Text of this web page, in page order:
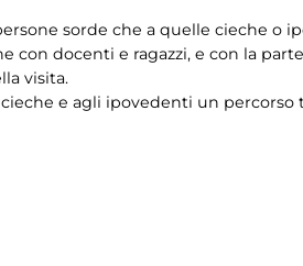
sorde che a quelle cieche o
con docenti e ragazzi, e con la
visita.
e agli ipovedenti un